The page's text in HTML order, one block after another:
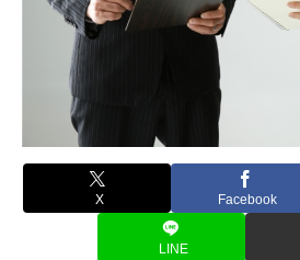
X Facebook
LINE